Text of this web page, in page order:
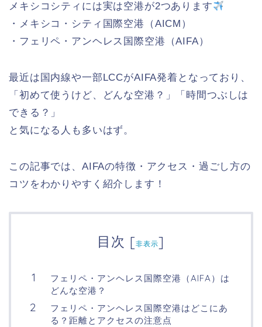
メキシコシティには実は空港が2つあります
・メキシコ・シティ国際空港（AICM）
・フェリペ・アンヘレス国際空港（AIFA）
最近は国内線や一部LCCがAIFA発着となっており、
「初めて使うけど、どんな空港？」「時間つぶしは
できる？」
と気になる人も多いはず。
この記事では、AIFAの特徴・アクセス・過ごし方の
コツをわかりやすく紹介します！
目次 [非表示]
フェリペ・アンヘレス国際空港（AIFA）は
どんな空港？
フェリペ・アンヘレス国際空港はどこにあ
る？距離とアクセスの注意点